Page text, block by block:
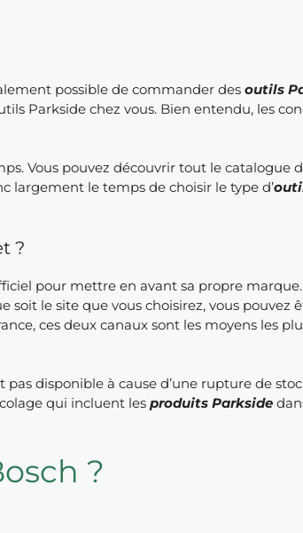
possible de commander desoutils
Parkside chez vous. Bien entendu, les
Vous pouvez découvrir tout le catalogue
largement le temps de choisir le type d’
?
pour mettre en avant sa propre
le site que vous choisirez, vous pouvez
ces deux canaux sont les moyens les
disponible à cause d’une rupture de
qui incluent lesproduits Parkside
?